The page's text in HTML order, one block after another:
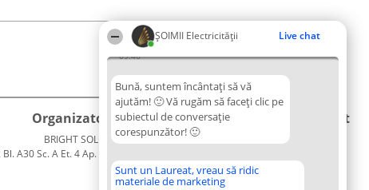
ȘOIMII Electricității Live chat
09:46
Bună, suntem încântați să vă
ajutăm! 🙂 Vă rugăm să faceți clic pe
subiectul de conversație
corespunzător! 🙂
Sunt un Laureat, vreau să ridic
materiale de marketing
Organizator Ranking
BRIGHT SOLUTIONS BR SRL
A30 Sc. A Et. 4 Ap. 13 Cod 061952
București
CUI 36737675
Plebiscyt
Tuturor
Laureaților
Contact